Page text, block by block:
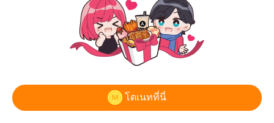
โดเนทที่นี่